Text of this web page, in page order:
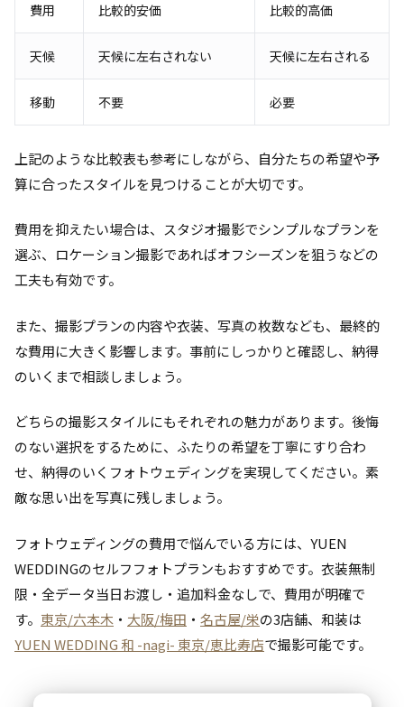
費用 比較的安価 比較的高価
天候 天候に左右されない 天候に左右される
移動 不要 必要
上記のような比較表も参考にしながら、自分たちの希望や予
算に合ったスタイルを見つけることが大切です。
費用を抑えたい場合は、スタジオ撮影でシンプルなプランを
選ぶ、ロケーション撮影であればオフシーズンを狙うなどの
工夫も有効です。
また、撮影プランの内容や衣装、写真の枚数なども、最終的
な費用に大きく影響します。事前にしっかりと確認し、納得
のいくまで相談しましょう。
どちらの撮影スタイルにもそれぞれの魅力があります。後悔
のない選択をするために、ふたりの希望を丁寧にすり合わ
せ、納得のいくフォトウェディングを実現してください。素
敵な思い出を写真に残しましょう。
フォトウェディングの費用で悩んでいる方には、YUEN
WEDDINGのセルフフォトプランもおすすめです。衣装無制
限・全データ当日お渡し・追加料金なしで、費用が明確で
す。 東京/六本木 ・ 大阪/梅田 ・ 名古屋/栄の3店舗、和装は
YUEN WEDDING 和 -nagi- 東京/恵比寿店で撮影可能です。